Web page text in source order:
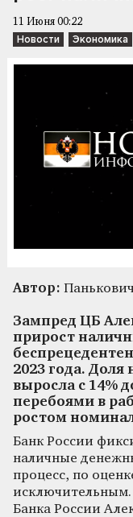
11 Июня 00:22
Новости Экономика
Автор:
Зампред ЦБ
прирост
2023 года.
выросла с 14%
перебоями в
ростом
Банк России
наличные
процесс, по
исключительным.
Банка России